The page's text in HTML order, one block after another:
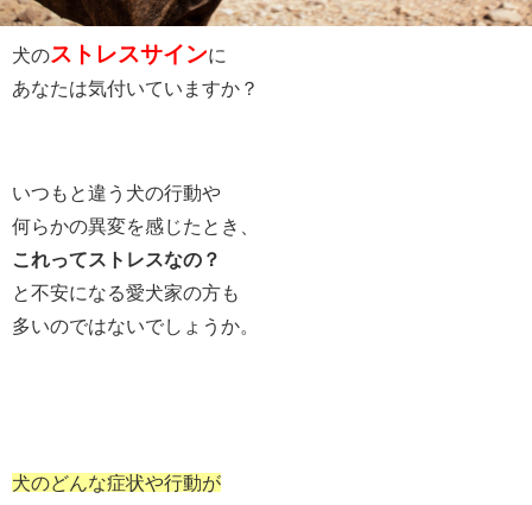
犬のストレスサインに
あなたは気付いていますか？
いつもと違う犬の行動や
何らかの異変を感じたとき、
これってストレスなの？
と不安になる愛犬家の方も
多いのではないでしょうか。
犬のどんな症状や行動が